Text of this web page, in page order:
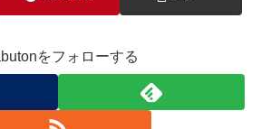
をフォローする